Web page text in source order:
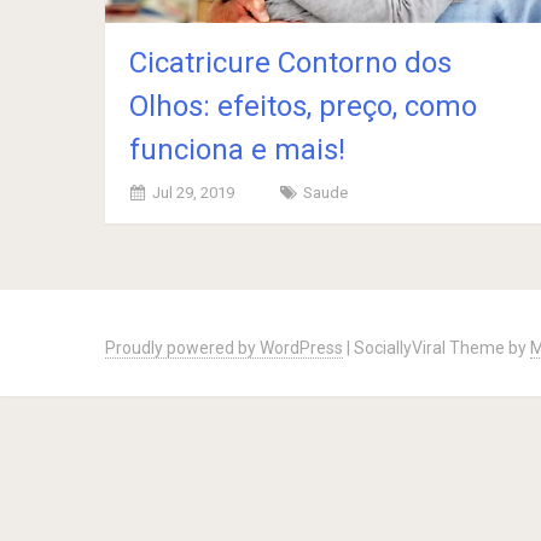
Cicatricure Contorno dos
Olhos: efeitos, preço, como
funciona e mais!
Jul 29, 2019 Saude
navigation
Proudly powered by WordPress SociallyViral Theme by